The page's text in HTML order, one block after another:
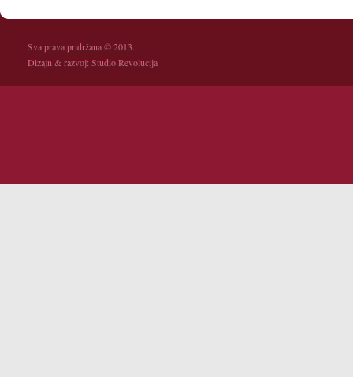
Sva prava pridržana © 2013.
Dizajn & razvoj:Studio Revolucija